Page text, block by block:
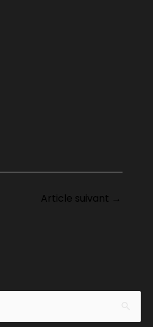
Article suivant →